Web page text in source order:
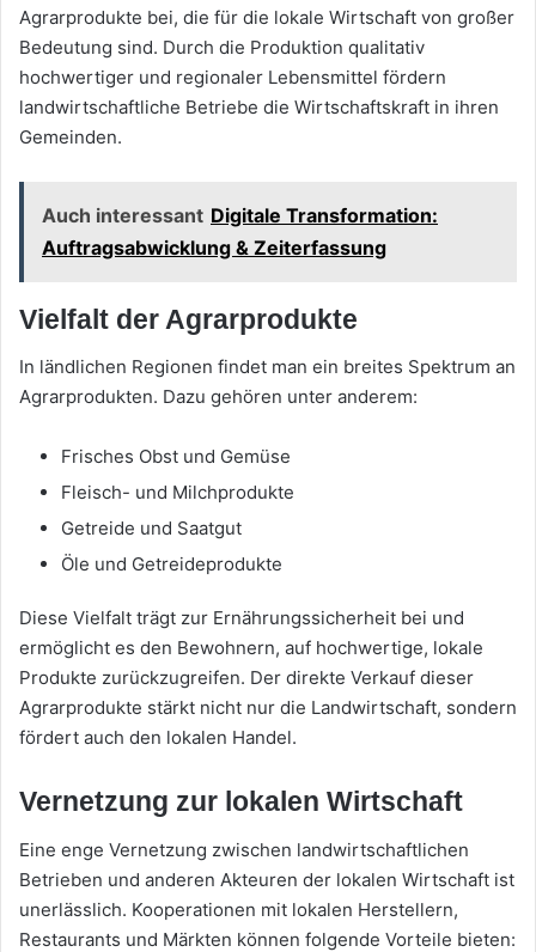
Agrarprodukte bei, die für die lokale Wirtschaft von großer
Bedeutung sind. Durch die Produktion qualitativ
hochwertiger und regionaler Lebensmittel fördern
landwirtschaftliche Betriebe die Wirtschaftskraft in ihren
Gemeinden.
Auch interessant Digitale Transformation:
Auftragsabwicklung & Zeiterfassung
Vielfalt der Agrarprodukte
In ländlichen Regionen findet man ein breites Spektrum an
Agrarprodukten. Dazu gehören unter anderem:
Frisches Obst und Gemüse
Fleisch- und Milchprodukte
Getreide und Saatgut
Öle und Getreideprodukte
Diese Vielfalt trägt zur Ernährungssicherheit bei und
ermöglicht es den Bewohnern, auf hochwertige, lokale
Produkte zurückzugreifen. Der direkte Verkauf dieser
Agrarprodukte stärkt nicht nur die Landwirtschaft, sondern
fördert auch den lokalen Handel.
Vernetzung zur lokalen Wirtschaft
Eine enge Vernetzung zwischen landwirtschaftlichen
Betrieben und anderen Akteuren der lokalen Wirtschaft ist
unerlässlich. Kooperationen mit lokalen Herstellern,
Restaurants und Märkten können folgende Vorteile bieten: